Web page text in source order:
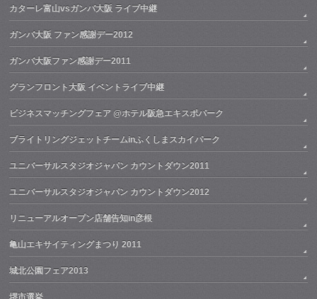
カターレ富山vsガンバ大阪 ライブ中継
ガンバ大阪 ファン感謝デー2012
ガンバ大阪ファン感謝デー2011
グランフロント大阪 イベントライブ中継
ビジネスマッチングフェア @ホテル阪急エキスポパーク
ブライトリングジェットチームinふくしまスカイパーク
ユニバーサルスタジオジャパン カウントダウン2011
ユニバーサルスタジオジャパン カウントダウン2012
リニューアルオープン店舗告知in彦根
亀山エキサイティングまつり 2011
城北公園フェア2013
堺市選挙